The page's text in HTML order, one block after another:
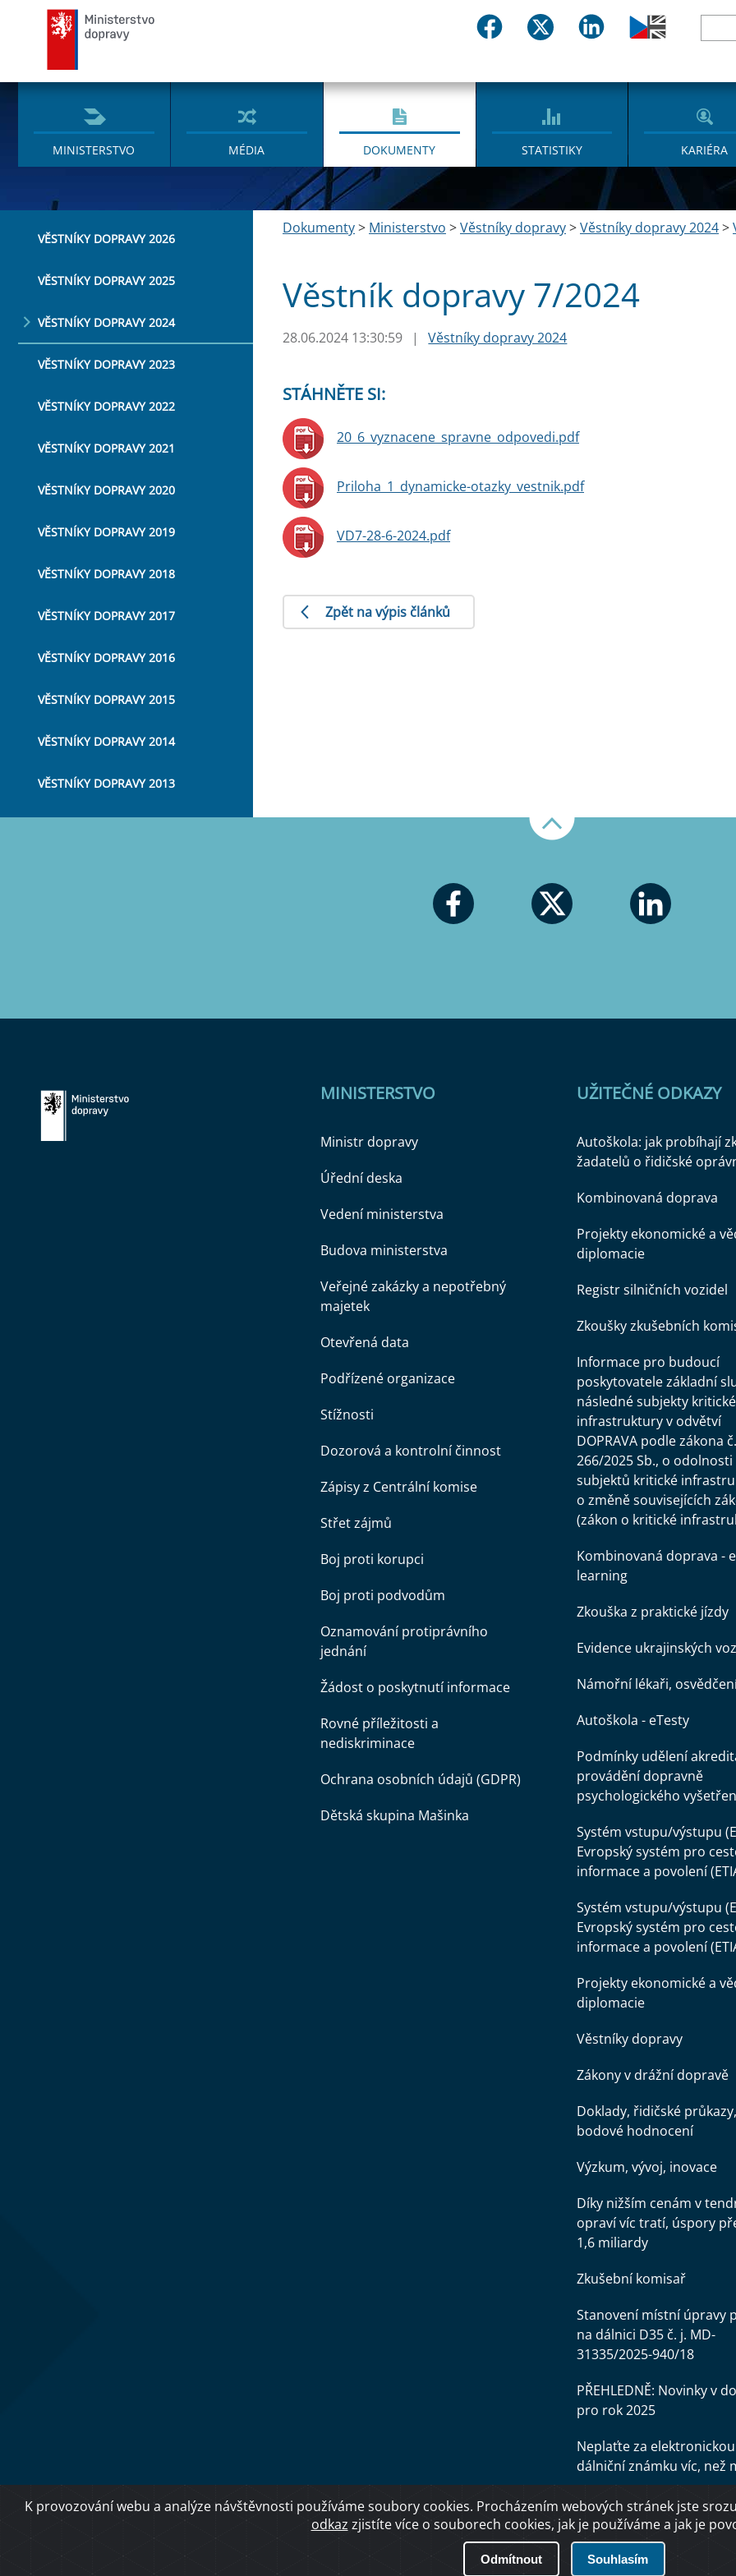
MINISTERSTVO MÉDIA DOKUMENTY STATISTIKY KARIÉRA
VĚSTNÍKY DOPRAVY 2026
VĚSTNÍKY DOPRAVY 2025
VĚSTNÍKY DOPRAVY 2024
VĚSTNÍKY DOPRAVY 2023
VĚSTNÍKY DOPRAVY 2022
VĚSTNÍKY DOPRAVY 2021
VĚSTNÍKY DOPRAVY 2020
VĚSTNÍKY DOPRAVY 2019
VĚSTNÍKY DOPRAVY 2018
VĚSTNÍKY DOPRAVY 2017
VĚSTNÍKY DOPRAVY 2016
VĚSTNÍKY DOPRAVY 2015
VĚSTNÍKY DOPRAVY 2014
VĚSTNÍKY DOPRAVY 2013
Dokumenty> Ministerstvo >Věstníky dopravy>Věstníky dopravy 2024>
Věstník dopravy 7/2024
28.06.2024 13:30:59 | Věstníky dopravy 2024
STÁHNĚTE SI:
20_6_vyznacene_spravne_odpovedi.pdf
Priloha_1_dynamicke-otazky_vestnik.pdf
VD7-28-6-2024.pdf
Zpět na výpis článků
MINISTERSTVO
Ministr dopravy
Úřední deska
Vedení ministerstva
Budova ministerstva
Veřejné zakázky a nepotřebný
majetek
Otevřená data
Podřízené organizace
Stížnosti
Dozorová a kontrolní činnost
Zápisy z Centrální komise
Střet zájmů
Boj proti korupci
Boj proti podvodům
Oznamování protiprávního
jednání
Žádost o poskytnutí informace
Rovné příležitosti a
nediskriminace
Ochrana osobních údajů (GDPR)
Dětská skupina Mašinka
UŽITEČNÉ ODKAZY
Autoškola: jak probíhají
žadatelů o řidičské
Kombinovaná doprava
Projekty ekonomické a
diplomacie
Registr silničních vozidel
Zkoušky zkušebních
Informace pro budoucí
poskytovatele základní
následné subjekty kritické
infrastruktury v odvětví
DOPRAVA podle zákona č.
266/2025 Sb., o odolnosti
subjektů kritické
o změně souvisejících
(zákon o kritické
Kombinovaná doprava -
learning
Zkouška z praktické jízdy
Evidence ukrajinských
Námořní lékaři,
Autoškola - eTesty
Podmínky udělení
provádění dopravně
psychologického
Systém vstupu/výstupu
Evropský systém pro
informace a povolení
Systém vstupu/výstupu
Evropský systém pro
informace a povolení
Projekty ekonomické a
diplomacie
Věstníky dopravy
Zákony v drážní dopravě
Doklady, řidičské průkazy,
bodové hodnocení
Výzkum, vývoj, inovace
Díky nižším cenám v
opraví víc tratí, úspory
1,6 miliardy
Zkušební komisař
Stanovení místní úpravy
na dálnici D35 č. j. MD-
31335/2025-940/18
PŘEHLEDNĚ: Novinky v
pro rok 2025
Neplaťte za elektronickou
dálniční známku víc, než
K provozování webu a analýze návštěvnosti používáme soubory cookies. Procházením webových stránek jste
odkaz zjistíte více o souborech cookies, jak je používáme a jak je
Odmítnout Souhlasím